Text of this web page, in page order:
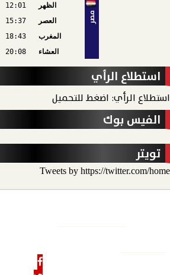
مصر
الظهر
12:01
العصر
15:37
المغرب
18:43
العشاء
20:08
استطلاع الرأي
استطلاع الرأي: اضغط للتحميل
الفيس بوك
تويتر
Tweets by https://twitter.com/home